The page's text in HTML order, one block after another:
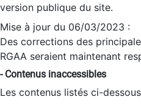
version publique du site.
Mise à jour du 06/03/2023 :
Des corrections des
RGAA seraient maintenant
- Contenus inaccessibles
Les contenus listés ci-